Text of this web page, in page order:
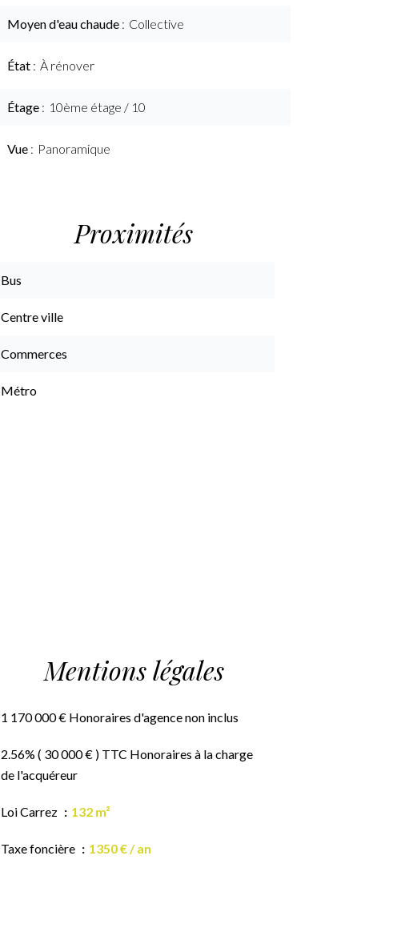
Moyen d'eau chaude Collective
État À rénover
Étage 10ème étage / 10
Vue Panoramique
Proximités
Bus
Centre ville
Commerces
Métro
Mentions légales
1 170 000 € Honoraires d'agence non inclus
2.56% ( 30 000 € ) TTC Honoraires à la charge
de l'acquéreur
Loi Carrez 132 m²
Taxe foncière 1350 € / an